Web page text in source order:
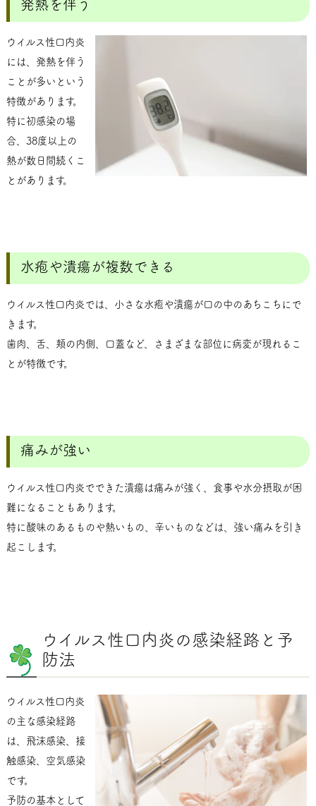
発熱を伴う
ウイルス性口内炎
には、発熱を伴う
ことが多いという
特徴があります。
特に初感染の場
合、38度以上の
熱が数日間続くこ
とがあります。
水疱や潰瘍が複数できる
ウイルス性口内炎では、小さな水疱や潰瘍が口の中のあちこちにで
きます。
歯肉、舌、頬の内側、口蓋など、さまざまな部位に病変が現れるこ
とが特徴です。
痛みが強い
ウイルス性口内炎でできた潰瘍は痛みが強く、食事や水分摂取が困
難になることもあります。
特に酸味のあるものや熱いもの、辛いものなどは、強い痛みを引き
起こします。
ウイルス性口内炎の感染経路と予
防法
ウイルス性口内炎
の主な感染経路
は、飛沫感染、接
触感染、空気感染
です。
予防の基本として